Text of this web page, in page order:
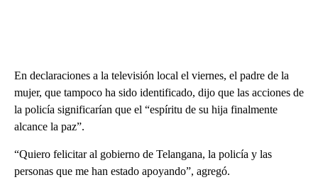
En declaraciones a la televisión local el viernes, el padre de la
mujer, que tampoco ha sido identificado, dijo que las acciones de
la policía significarían que el “espíritu de su hija finalmente
alcance la paz”.
“Quiero felicitar al gobierno de Telangana, la policía y las
personas que me han estado apoyando”, agregó.